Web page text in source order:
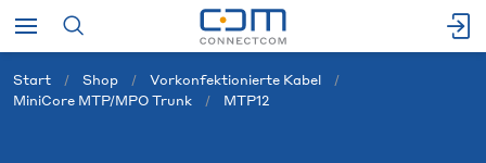
Start Shop
Vorkonfektionierte Kabel
MiniCore MTP/MPO Trunk
MTP12